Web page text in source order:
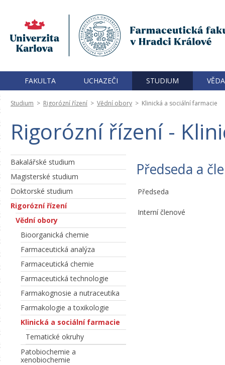
FAKULTA UCHAZEČI STUDIUM
Studium > Rigorózní řízení > Vědní obory > Klinická a sociální farmacie
Rigorózní řízení -
Bakalářské studium
Magisterské studium
Doktorské studium
Rigorózní řízení
Vědní obory
Bioorganická chemie
Farmaceutická analýza
Farmaceutická chemie
Farmaceutická technologie
Farmakognosie a nutraceutika
Farmakologie a toxikologie
Klinická a sociální farmacie
Tematické okruhy
Patobiochemie a
xenobiochemie
Předseda a
Předseda
Interní členové